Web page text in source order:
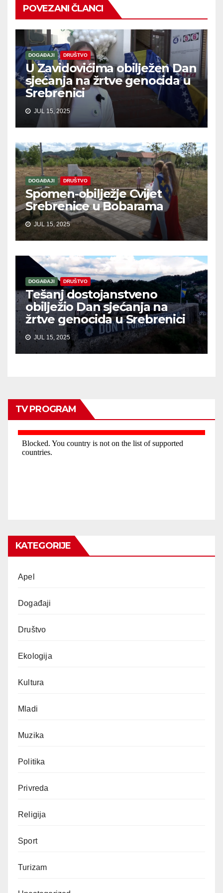
POVEZANI ČLANCI
DOGAĐAJI DRUŠTVO
U Zavidovićima obilježen Dan
sjećanja na žrtve genocida u
Srebrenici
JUL 15, 2025
DOGAĐAJI DRUŠTVO
Spomen-obilježje Cvijet
Srebrenice u Bobarama
JUL 15, 2025
DOGAĐAJI DRUŠTVO
Tešanj dostojanstveno
obilježio Dan sjećanja na
žrtve genocida u Srebrenici
JUL 15, 2025
TV PROGRAM
KATEGORIJE
Apel
Događaji
Društvo
Ekologija
Kultura
Mladi
Muzika
Politika
Privreda
Religija
Sport
Turizam